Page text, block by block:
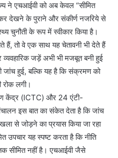
ने एचआईवी को अब केवल “सीमित
देखने के पुराने और संकीर्ण नजरिये से
चुनौती के रूप में स्वीकार किया है।
तो वे एक साथ यह चेतावनी भी देते हैं
जड़ें अभी भी मजबूत बनी हुई
जांच हुई, बल्कि यह है कि संक्रमण को
रोक लगी।
केंद्र (ICTC) और 24 एंटी-
इस बात का संकेत देता है कि जांच
से जोड़ने का प्रयास किया जा रहा
यह स्पष्ट करता है कि नीति
सीमित नहीं है। एचआईवी जैसे